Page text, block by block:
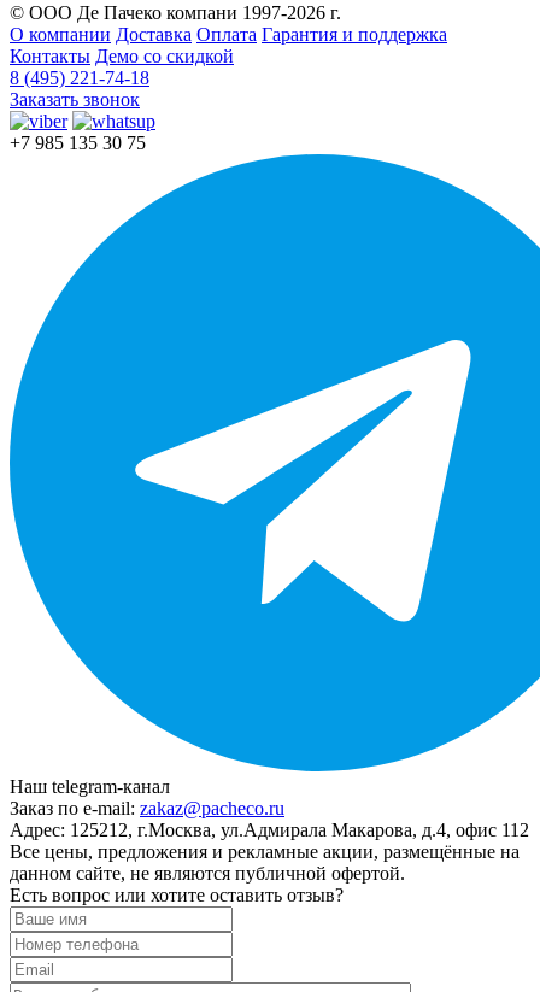
© ООО Де Пачеко компани 1997-2026 г.
О компании Доставка Оплата Гарантия и поддержка
Контакты Демо со скидкой
8 (495) 221-74-18
Заказать звонок
+7 985 135 30 75
Наш telegram-канал
Заказ по e-mail: zakaz@pacheco.ru
Адрес: 125212, г.Москва, ул.Адмирала Макарова, д.4, офис 112
Все цены, предложения и рекламные акции, размещённые на
данном сайте, не являются публичной офертой.
Есть вопрос или хотите оставить отзыв?